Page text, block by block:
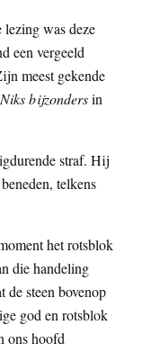
was deze
een vergeeld
meest gekende
Niks bijzondersin
straf. Hij
telkens
het rotsblok
die handeling
steen bovenop
god en rotsblok
ons hoofd